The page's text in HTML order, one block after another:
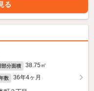
る
部分面積 38.75㎡
数 36年4ヶ月